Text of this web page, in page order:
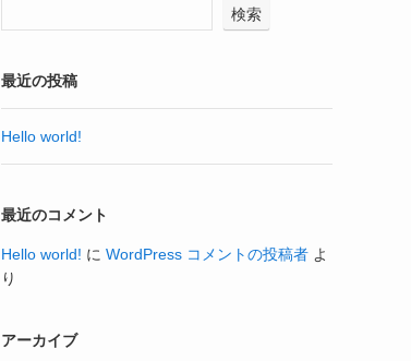
検索
最近の投稿
Hello world!
最近のコメント
Hello world! に WordPress コメントの投稿者 よ
り
アーカイブ